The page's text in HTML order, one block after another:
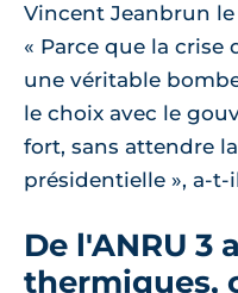
Vincent Jeanbrun
« Parce que la
une véritable
le choix avec le
fort, sans attendre
présidentielle », a-t-
De l'ANRU 3
thermiques,